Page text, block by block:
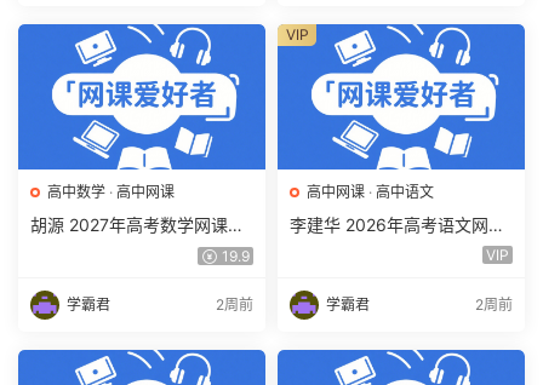
高中数学 · 高中网课
胡源 2027年高考数学网课教
程 高三数学 一轮复习暑假班
19.9
学霸君 2周前
高中网课 · 高中语文
李建华 2026年高考语文网课
教程 高三语文 a+二三轮复习
VIP
学霸君 2周前
VIP